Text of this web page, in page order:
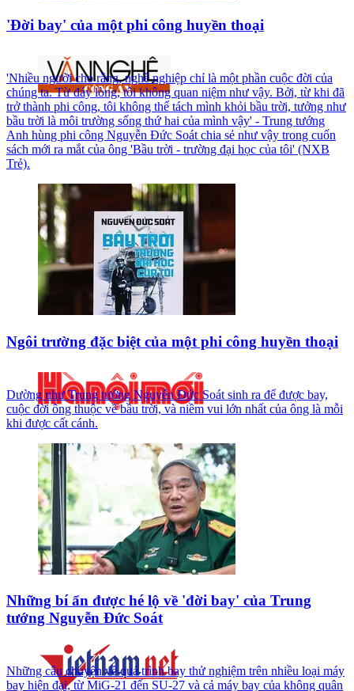
'Đời bay' của một phi công huyền thoại
'Nhiều người cho rằng, nghề nghiệp chỉ là một phần cuộc đời của
chúng ta. Từ đáy lòng, tôi không quan niệm như vậy. Bởi, từ khi đã
trở thành phi công, tôi không thể tách mình khỏi bầu trời, tưởng như
bầu trời là môi trường sống thứ hai của mình vậy' - Trung tướng
Anh hùng phi công Nguyễn Đức Soát chia sẻ như vậy trong cuốn
sách mới ra mắt của ông 'Bầu trời - trường đại học của tôi' (NXB
Trẻ).
Ngôi trường đặc biệt của một phi công huyền thoại
Dường như Trung tướng Nguyễn Đức Soát sinh ra để được bay,
cuộc đời ông thuộc về bầu trời, và niềm vui lớn nhất của ông là mỗi
khi được cất cánh.
Những bí ẩn được hé lộ về 'đời bay' của Trung
tướng Nguyễn Đức Soát
Những câu chuyện về quá trình bay thử nghiệm trên nhiều loại máy
bay hiện đại, từ MiG-21 đến SU-27 và cả máy bay của không quân